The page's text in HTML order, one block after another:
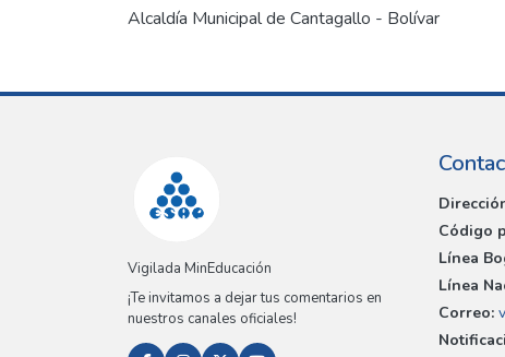
Alcaldía Municipal de Cantagallo - Bolívar
Vigilada MinEducación
¡Te invitamos a dejar tus comentarios en
nuestros canales oficiales!
Código
Línea
Línea
Correo: